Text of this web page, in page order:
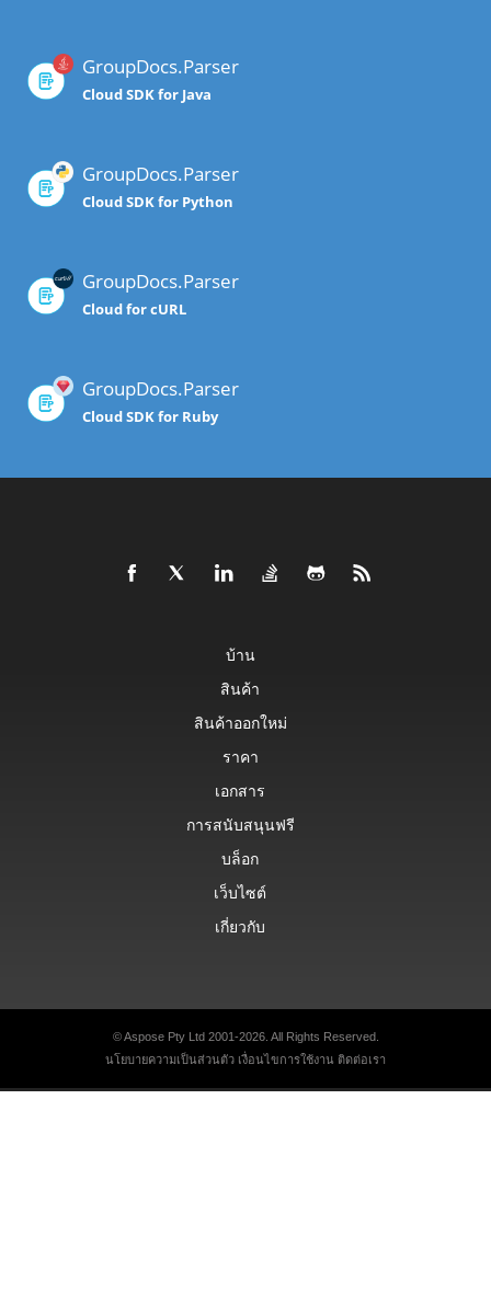
GroupDocs.Parser
Cloud SDK for Java
GroupDocs.Parser
Cloud SDK for Python
GroupDocs.Parser
Cloud for cURL
GroupDocs.Parser
Cloud SDK for Ruby
บ้าน
สินค้า
สินค้าออกใหม่
ราคา
เอกสาร
การสนับสนุนฟรี
บล็อก
เว็บไซต์
เกี่ยวกับ
© Aspose Pty Ltd 2001-2026. All Rights Reserved.
นโยบายความเป็นส่วนตัว เงื่อนไขการใช้งาน ติดต่อเรา